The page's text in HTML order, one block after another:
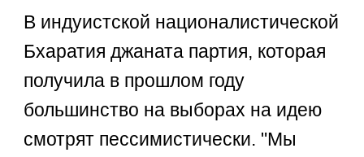
В индуистской националистической
Бхаратия джаната партия, которая
получила в прошлом году
большинство на выборах на идею
смотрят пессимистически. "Мы